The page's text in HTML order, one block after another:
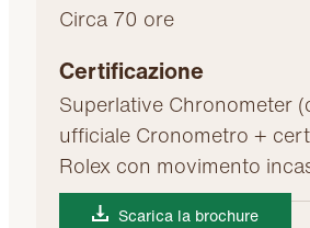
Circa 70 ore
Certificazione
Superlative Chronometer
ufficiale Cronometro +
Rolex con movimento
Scarica la brochure